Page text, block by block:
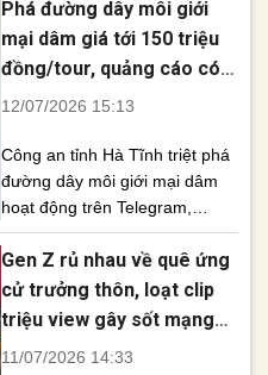
nhầm. Công an khuyến cáo
không chiếm giữ tài sản
chuyển nhầm. Một người đàn
quan công an bắt tạm giam
Phá đường dây môi giới
mại dâm giá tới 150 triệu
đồng/tour, quảng cáo có
hoa hậu, idol TikTok
12/07/2026 15:13
Công an tỉnh Hà Tĩnh triệt phá
đường dây môi giới mại dâm
hoạt động trên Telegram,
quảng cáo có hoa hậu, idol
TikTok với giá lên tới 150 triệu
đồng/tour. Qua công tác nắm
tình hình trên không gian
Công an tỉnh Hà Tĩnh phát hiện
Gen Z rủ nhau về quê ứng
cử trưởng thôn, loạt clip
triệu view gây sốt mạng
xã hội
11/07/2026 14:33